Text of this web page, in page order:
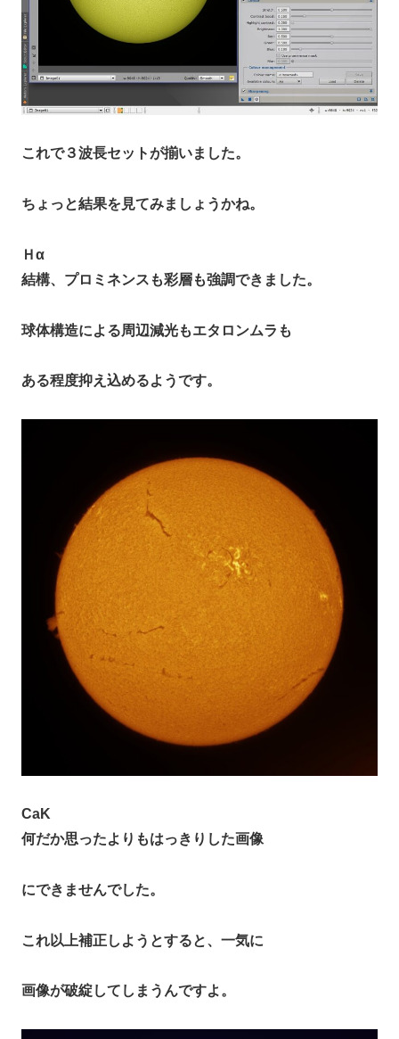
これで３波長セットが揃いました。
ちょっと結果を見てみましょうかね。
Ｈα
結構、プロミネンスも彩層も強調できました。
球体構造による周辺減光もエタロンムラも
ある程度抑え込めるようです。
CaK
何だか思ったよりもはっきりした画像
にできませんでした。
これ以上補正しようとすると、一気に
画像が破綻してしまうんですよ。